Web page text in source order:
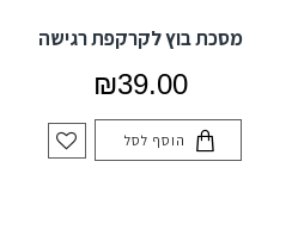
מסכת בוץ לקרקפת רגישה
₪39.00
הוסף לסל